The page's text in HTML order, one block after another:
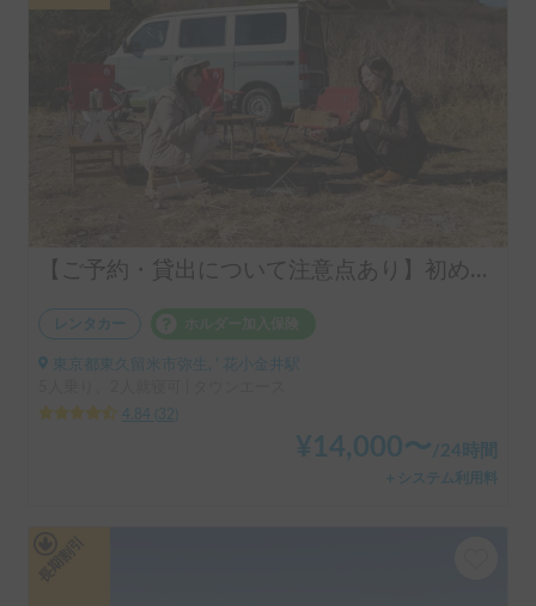
【ご予約・貸出について注意点あり】初めての車中泊はシンク付きアルトピアーノで決まり！！当店のキャンピングレンタカーは【ペット同乗可能！５人乗り！大人２名就寝可能。 安心のトヨタ正規ディーラーレンタル！！】シンク付きアルトピアーノ愛犬との車中泊旅にピッタリ🐶ペット/初心者大歓迎🔰/音楽フェス等などなどご利用ください。コンパクトで運転しやすいキャンピングカー🚙
レンタカー
東京都東久留米市弥生, ' 花小金井駅
4.84
32
¥ 14,000〜 /24時間
＋システム利用料